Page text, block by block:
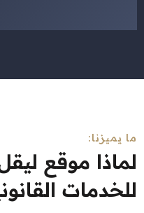
ما يميزنا:
لماذا موقع
للخدمات